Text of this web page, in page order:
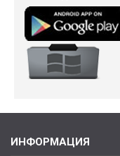
ИНФОРМАЦИЯ